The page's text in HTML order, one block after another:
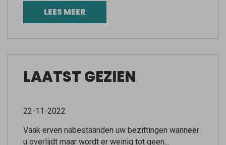
LEES MEER
LAATST GEZIEN
22-11-2022
Vaak erven nabestaanden uw bezittingen wanneer
u overlijdt maar wordt er weinig tot geen...